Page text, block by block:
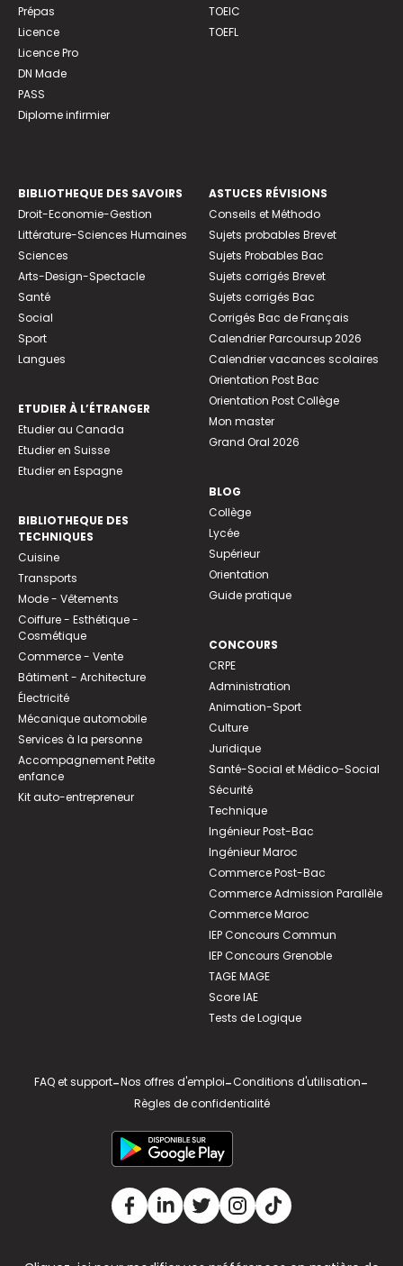
Prépas
Licence
Licence Pro
DN Made
PASS
Diplome infirmier
TOEIC
TOEFL
BIBLIOTHEQUE DES SAVOIRS
Droit-Economie-Gestion
Littérature-Sciences Humaines
Sciences
Arts-Design-Spectacle
Santé
Social
Sport
Langues
ETUDIER À L’ÉTRANGER
Etudier au Canada
Etudier en Suisse
Etudier en Espagne
BIBLIOTHEQUE DES
TECHNIQUES
Cuisine
Transports
Mode - Vêtements
Coiffure - Esthétique -
Cosmétique
Commerce - Vente
Bâtiment - Architecture
Électricité
Mécanique automobile
Services à la personne
Accompagnement Petite
enfance
Kit auto-entrepreneur
ASTUCES RÉVISIONS
Conseils et Méthodo
Sujets probables Brevet
Sujets Probables Bac
Sujets corrigés Brevet
Sujets corrigés Bac
Corrigés Bac de Français
Calendrier Parcoursup 2026
Calendrier vacances scolaires
Orientation Post Bac
Orientation Post Collège
Mon master
Grand Oral 2026
BLOG
Collège
Lycée
Supérieur
Orientation
Guide pratique
CONCOURS
CRPE
Administration
Animation-Sport
Culture
Juridique
Santé-Social et Médico-Social
Sécurité
Technique
Ingénieur Post-Bac
Ingénieur Maroc
Commerce Post-Bac
Commerce Admission Parallèle
Commerce Maroc
IEP Concours Commun
IEP Concours Grenoble
TAGE MAGE
Score IAE
Tests de Logique
FAQ et support-Nos offres d'emploi-Conditions d'utilisation-
Règles de confidentialité